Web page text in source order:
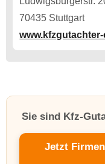
70435 Stuttgart
Sie sind Kfz-
Jetzt